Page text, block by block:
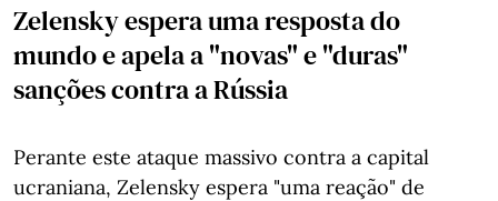
Zelensky espera uma resposta do
mundo e apela a "novas" e "duras"
sanções contra a Rússia
Perante este ataque massivo contra a capital
ucraniana, Zelensky espera "uma reação" de